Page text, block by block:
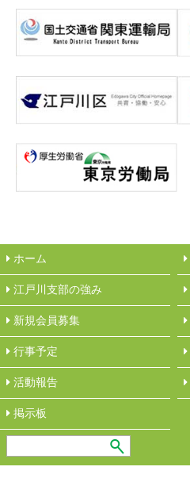
ホーム
江戸川支部の強み
新規会員募集
行事予定
活動報告
︎掲示板